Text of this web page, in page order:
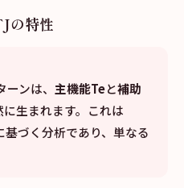
の特性
ンは、 主機能Teと補助
生まれます。これは
づく分析であり、単なる